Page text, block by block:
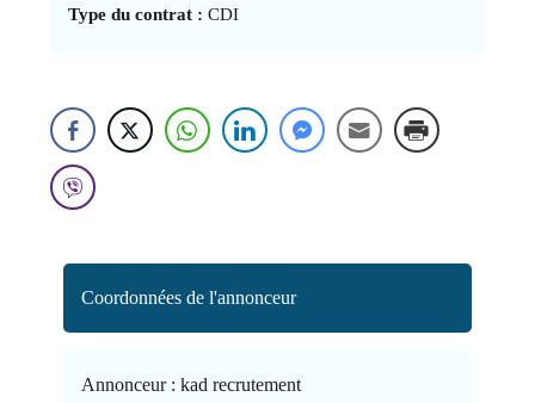
Type du contrat : CDI
Coordonnées de l'annonceur
Annonceur : kad recrutement